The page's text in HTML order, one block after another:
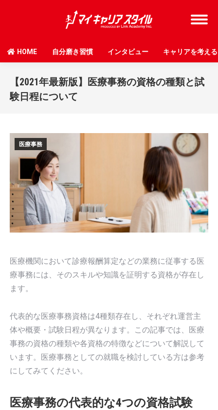
HOME 自分磨き習慣 インタビュー キャリアを考える
【2021年最新版】医療事務の資格の種類と試
験日程について
医療事務
医療機関において診療報酬算定などの業務に従事する医
療事務には、そのスキルや知識を証明する資格が存在し
ます。
代表的な医療事務資格は4種類存在し、それぞれ運営主
体や概要・試験日程が異なります。この記事では、医療
事務の資格の種類や各資格の特徴などについて解説して
います。医療事務としての就職を検討している方は参考
にしてみてください。
医療事務の代表的な4つの資格試験